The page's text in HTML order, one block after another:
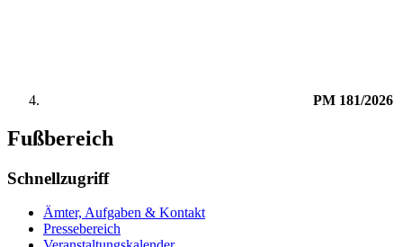
PM 181/2026
Fußbereich
Schnellzugriff
Ämter, Aufgaben & Kontakt
Pressebereich